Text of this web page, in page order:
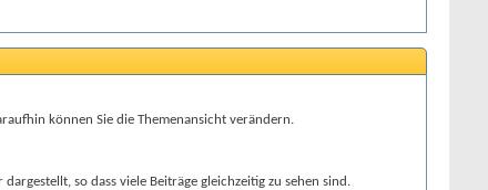
können Sie die Themenansicht verändern.
so dass viele Beiträge gleichzeitig zu sehen sind.